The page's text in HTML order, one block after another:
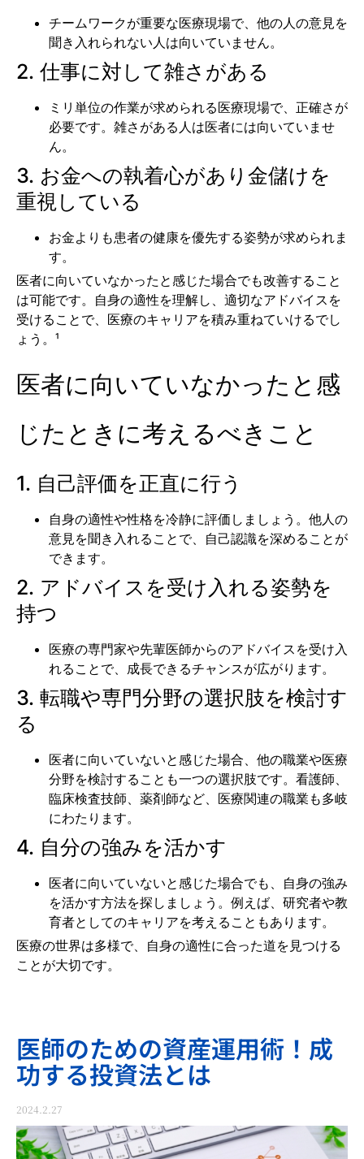
チームワークが重要な医療現場で、他の人の意見を
聞き入れられない人は向いていません。
2. 仕事に対して雑さがある
ミリ単位の作業が求められる医療現場で、正確さが
必要です。雑さがある人は医者には向いていませ
ん。
3. お金への執着心があり金儲けを
重視している
お金よりも患者の健康を優先する姿勢が求められま
す。
医者に向いていなかったと感じた場合でも改善すること
は可能です。自身の適性を理解し、適切なアドバイスを
受けることで、医療のキャリアを積み重ねていけるでし
ょう。¹
医者に向いていなかったと感
じたときに考えるべきこと
1. 自己評価を正直に行う
自身の適性や性格を冷静に評価しましょう。他人の
意見を聞き入れることで、自己認識を深めることが
できます。
2. アドバイスを受け入れる姿勢を
持つ
医療の専門家や先輩医師からのアドバイスを受け入
れることで、成長できるチャンスが広がります。
3. 転職や専門分野の選択肢を検討す
る
医者に向いていないと感じた場合、他の職業や医療
分野を検討することも一つの選択肢です。看護師、
臨床検査技師、薬剤師など、医療関連の職業も多岐
にわたります。
4. 自分の強みを活かす
医者に向いていないと感じた場合でも、自身の強み
を活かす方法を探しましょう。例えば、研究者や教
育者としてのキャリアを考えることもあります。
医療の世界は多様で、自身の適性に合った道を見つける
ことが大切です。
医師のための資産運用術！成
功する投資法とは
2024.2.27